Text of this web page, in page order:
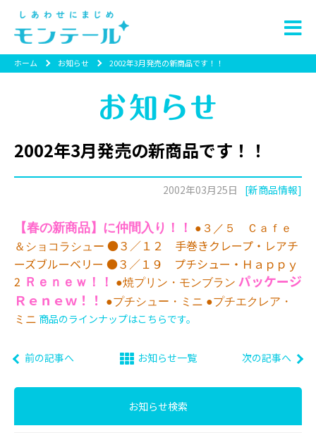
ホーム お知らせ 2002年3月発売の新商品です！！
2002年3月発売の新商品です！！
2002年03月25日 [新商品情報]
【春の新商品】に仲間入り！！
●３／５ Ｃａｆｅ
＆ショコラシュー ●３／１２ 手巻きクレープ・レアチ
ーズブルーベリー ●３／１９ プチシュー・Ｈａｐｐｙ
2 Ｒｅｎｅｗ！！ ●焼プリン・モンブラン パッケージ
Ｒｅｎｅｗ！！
●プチシュー・ミニ ●プチエクレア・
ミニ 商品のラインナップはこちらです。
前の記事へ お知らせ一覧 次の記事へ
お知らせ検索